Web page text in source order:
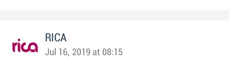
RICA
Jul 16, 2019 at 08:15